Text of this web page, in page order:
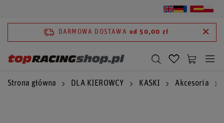
DARMOWA DOSTAWA od 50,00 zł
Strona główna DLA KIEROWCY KASKI Akcesoria